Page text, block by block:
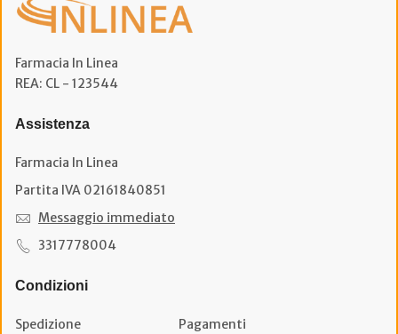
Farmacia In Linea
REA: CL - 123544
Assistenza
Farmacia In Linea
Partita IVA 02161840851
Messaggio immediato
3317778004
Condizioni
Spedizione Pagamenti